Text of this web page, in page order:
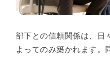
部下との信頼関係は、日
よってのみ築かれます。